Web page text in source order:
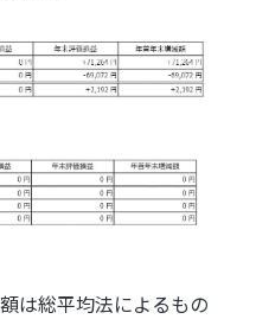
は総平均法によるもの